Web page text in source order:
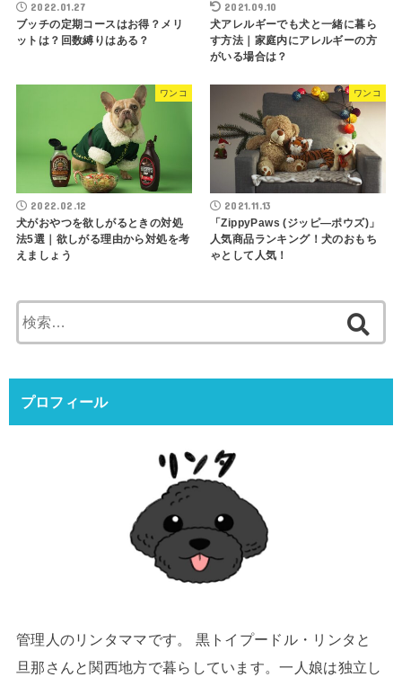
2022.01.27
ブッチの定期コースはお得？メリ
ットは？回数縛りはある？
2021.09.10
犬アレルギーでも犬と一緒に暮ら
す方法｜家庭内にアレルギーの方
がいる場合は？
ワンコ
2022.02.12
犬がおやつを欲しがるときの対処
法5選｜欲しがる理由から対処を考
えましょう
ワンコ
2021.11.13
「ZippyPaws (ジッピ―ポウズ)」
人気商品ランキング！犬のおもち
ゃとして人気！
索:
プロフィール
管理人のリンタママです。 黒トイプードル・リンタと
旦那さんと関西地方で暮らしています。一人娘は独立し